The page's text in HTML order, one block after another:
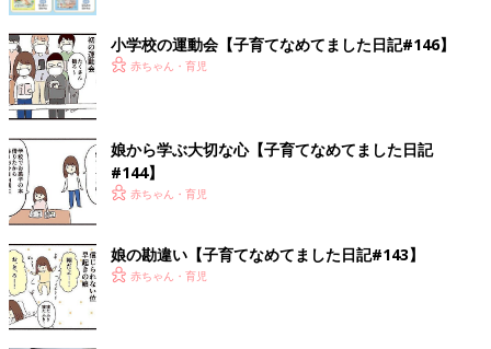
小学校の運動会【子育てなめてました日記#146】
赤ちゃん・育児
娘から学ぶ大切な心【子育てなめてました日記
#144】
赤ちゃん・育児
娘の勘違い【子育てなめてました日記#143】
赤ちゃん・育児